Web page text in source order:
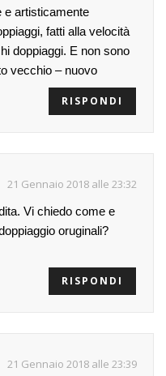
e artisticamente
fatti alla velocità
doppiaggi. E non sono
vecchio – nuovo
RISPONDI
21 Gennaio 2018 alle 23:32
Vi chiedo come e
oruginali?
RISPONDI
21 Gennaio 2018 alle 23:39